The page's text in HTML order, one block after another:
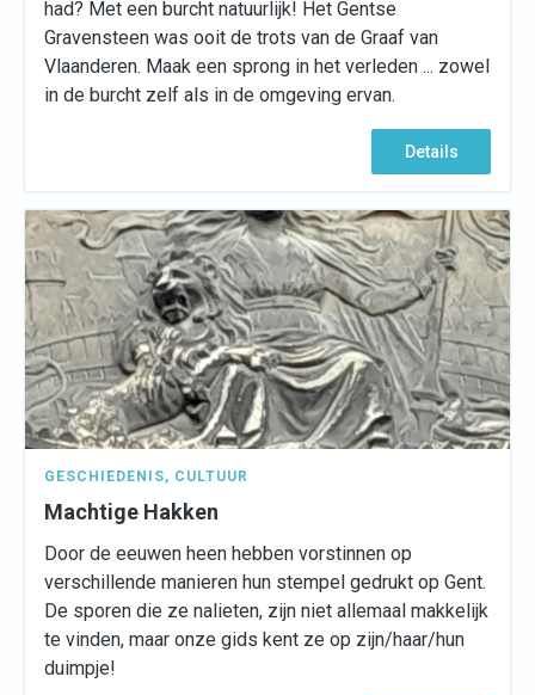
had? Met een burcht natuurlijk! Het Gentse
Gravensteen was ooit de trots van de Graaf van
Vlaanderen. Maak een sprong in het verleden ... zowel
in de burcht zelf als in de omgeving ervan.
Details
GESCHIEDENIS, CULTUUR
Machtige Hakken
Door de eeuwen heen hebben vorstinnen op
verschillende manieren hun stempel gedrukt op Gent.
De sporen die ze nalieten, zijn niet allemaal makkelijk
te vinden, maar onze gids kent ze op zijn/haar/hun
duimpje!